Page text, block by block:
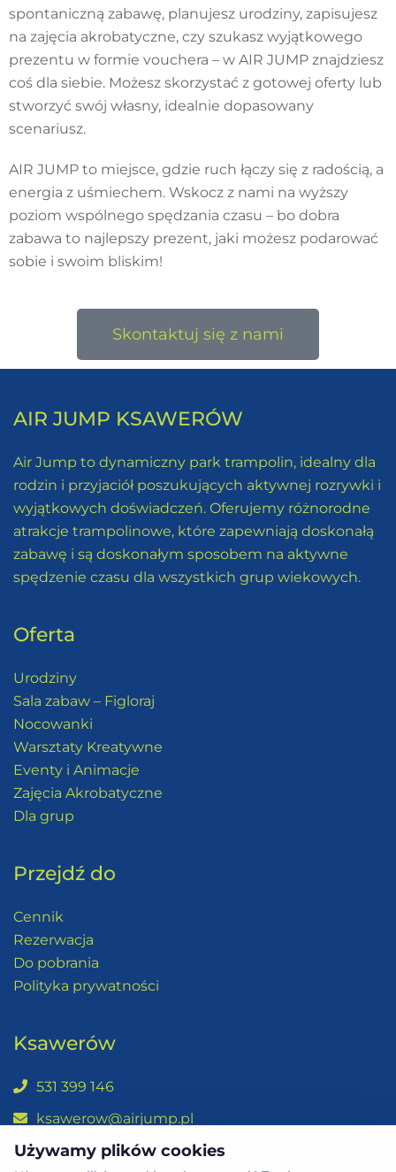
spontaniczną zabawę, planujesz urodziny, zapisujesz
na zajęcia akrobatyczne, czy szukasz wyjątkowego
prezentu w formie vouchera – w AIR JUMP znajdziesz
coś dla siebie. Możesz skorzystać z gotowej oferty lub
stworzyć swój własny, idealnie dopasowany
scenariusz.
AIR JUMP to miejsce, gdzie ruch łączy się z radością, a
energia z uśmiechem. Wskocz z nami na wyższy
poziom wspólnego spędzania czasu – bo dobra
zabawa to najlepszy prezent, jaki możesz podarować
sobie i swoim bliskim!
Skontaktuj się z nami
AIR JUMP KSAWERÓW
Air Jump to dynamiczny park trampolin, idealny dla
rodzin i przyjaciół poszukujących aktywnej rozrywki i
wyjątkowych doświadczeń. Oferujemy różnorodne
atrakcje trampolinowe, które zapewniają doskonałą
zabawę i są doskonałym sposobem na aktywne
spędzenie czasu dla wszystkich grup wiekowych.
Oferta
Urodziny
Sala zabaw – Figloraj
Nocowanki
Warsztaty Kreatywne
Eventy i Animacje
Zajęcia Akrobatyczne
Dla grup
Przejdź do
Cennik
Rezerwacja
Do pobrania
Polityka prywatności
Ksawerów
531 399 146
ksawerow@airjump.pl
ul. Łódzka 32, Ksawerów
Używamy plików cookies